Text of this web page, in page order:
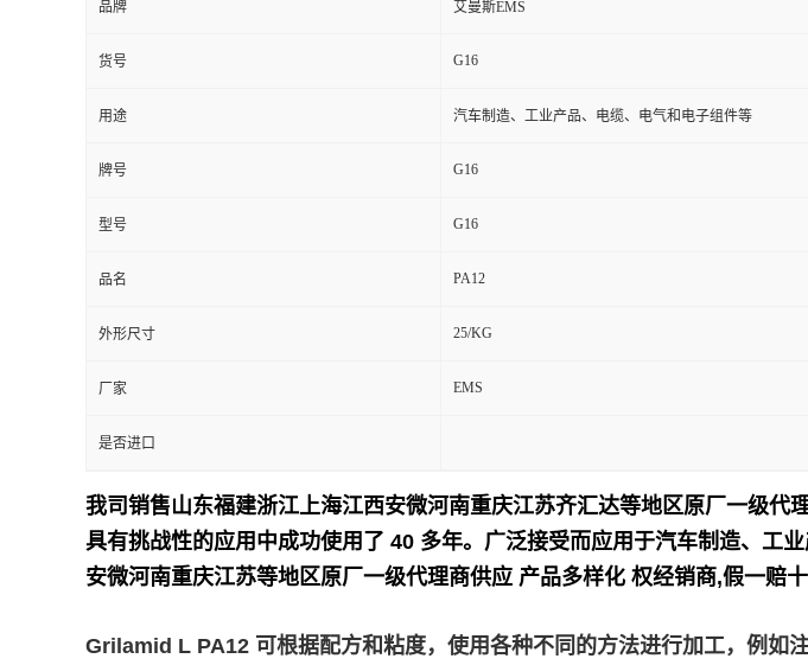
品牌 艾曼斯EMS
货号 G16
用途 汽车制造、工业产品、电缆、电气和电子组件等
牌号 G16
型号 G16
品名 PA12
外形尺寸 25/KG
厂家 EMS
是否进口
我司销售山东福建浙江上海江西安微河南重庆江苏齐汇达等地区原厂一级代
具有挑战性的应用中成功使用了 40 多年。 广泛接受而应用于汽车制造、工
安微河南重庆江苏等地区原厂一级代理商供应 产品多样化 权经销商,假一赔
Grilamid L PA12 可根据配方和粘度，使用各种不同的方法进行加工，例如